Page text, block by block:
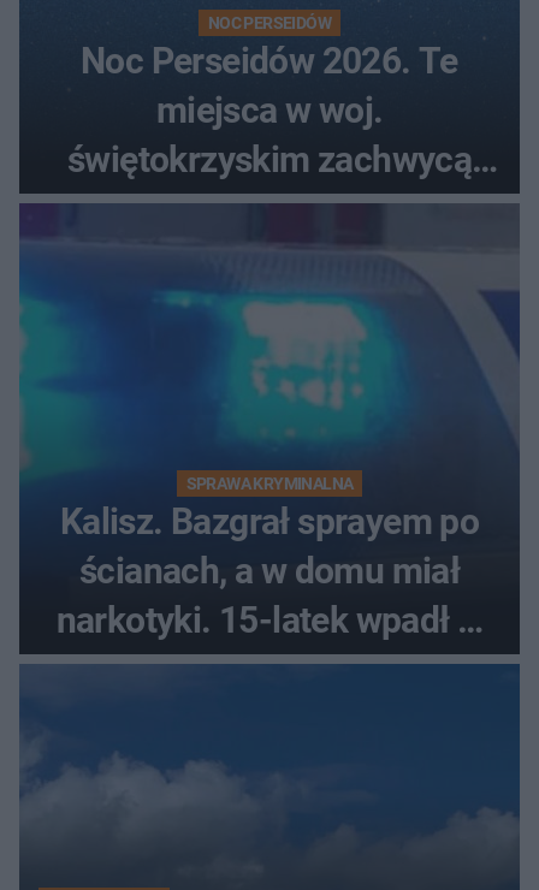
NOC PERSEIDÓW
Noc Perseidów 2026. Te
miejsca w woj.
świętokrzyskim zachwycą
każdego miłośnika gwiazd
SPRAWA KRYMINALNA
Kalisz. Bazgrał sprayem po
ścianach, a w domu miał
narkotyki. 15-latek wpadł w
ręce policjantów